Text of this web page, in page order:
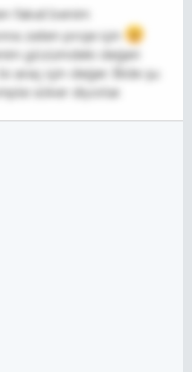
fakat benim
zaten proje için
gözümdeki değeri
araç için değer. Bide şu
söker diyorlar.